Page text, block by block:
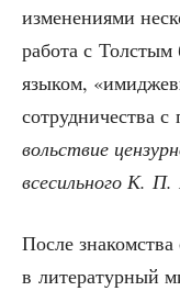
изме­не­ни­я­ми
рабо­та с
язы­ком,
сотруд­ни­че­ства с
воль­ствие
все­силь­но­го К.
После
в лите­ра­тур­ный